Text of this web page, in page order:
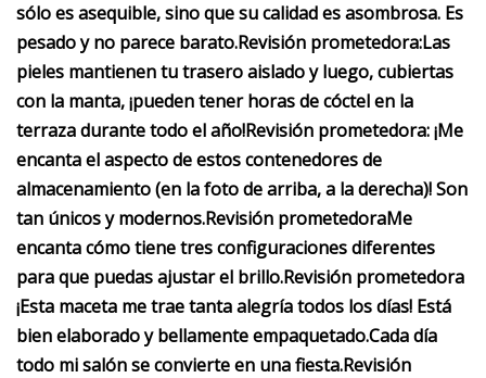
sólo es asequible, sino que su calidad es asombrosa. Es
pesado y no parece barato.Revisión prometedora:Las
pieles mantienen tu trasero aislado y luego, cubiertas
con la manta, ¡pueden tener horas de cóctel en la
terraza durante todo el año!Revisión prometedora:¡Me
encanta el aspecto de estos contenedores de
almacenamiento (en la foto de arriba, a la derecha)! Son
tan únicos y modernos.Revisión prometedoraMe
encanta cómo tiene tres configuraciones diferentes
para que puedas ajustar el brillo.Revisión prometedora
¡Esta maceta me trae tanta alegría todos los días! Está
bien elaborado y bellamente empaquetado.Cada día
todo mi salón se convierte en una fiesta.Revisión